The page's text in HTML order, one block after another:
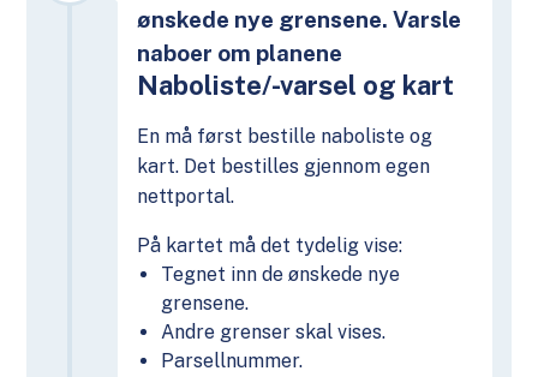
ønskede nye grensene. Varsle
naboer om planene
Naboliste/-varsel og kart
En må først bestille naboliste og
kart. Det bestilles gjennom egen
nettportal.
På kartet må det tydelig vise:
Tegnet inn de ønskede nye
grensene.
Andre grenser skal vises.
Parsellnummer.